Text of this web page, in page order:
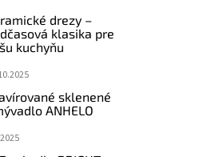
drezy –
klasika pre
kuchyňu
sklenené
ANHELO